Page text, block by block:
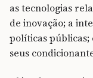
as tecnologias
de inovação; a
políticas públicas;
seus